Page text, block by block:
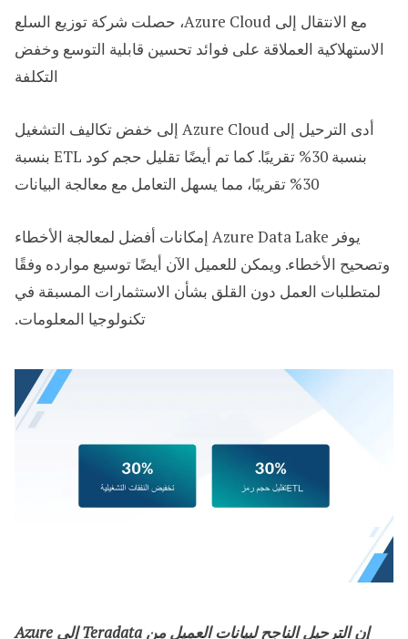
مع الانتقال إلى Azure Cloud، حصلت شركة توزيع السلع
الاستهلاكية العملاقة على فوائد تحسين قابلية التوسع وخفض
التكلفة
أدى الترحيل إلى Azure Cloud إلى خفض تكاليف التشغيل
بنسبة 30% تقريبًا. كما تم أيضًا تقليل حجم كود ETL بنسبة
30% تقريبًا، مما يسهل التعامل مع معالجة البيانات
يوفر Azure Data Lake إمكانات أفضل لمعالجة الأخطاء
وتصحيح الأخطاء. ويمكن للعميل الآن أيضًا توسيع موارده وفقًا
لمتطلبات العمل دون القلق بشأن الاستثمارات المسبقة في
تكنولوجيا المعلومات.
إن الترحيل الناجح لبيانات العميل من Teradata إلى Azure